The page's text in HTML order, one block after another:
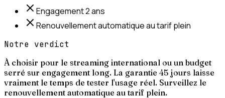
Engagement 2 ans
Renouvellement automatique au tarif plein
Notre verdict
À choisir pour le streaming international ou un budget
serré sur engagement long. La garantie 45 jours laisse
vraiment le temps de tester l'usage réel. Surveillez le
renouvellement automatique au tarif plein.